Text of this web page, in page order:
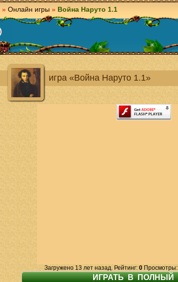
» Онлайн игры » Война Наруто 1.1
игра «Война Наруто 1.1»
Загружено 13 лет назад. Рейтинг: 0Просмотры: